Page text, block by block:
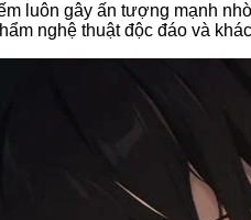
luôn gây ấn tượng mạnh
nghệ thuật độc đáo và